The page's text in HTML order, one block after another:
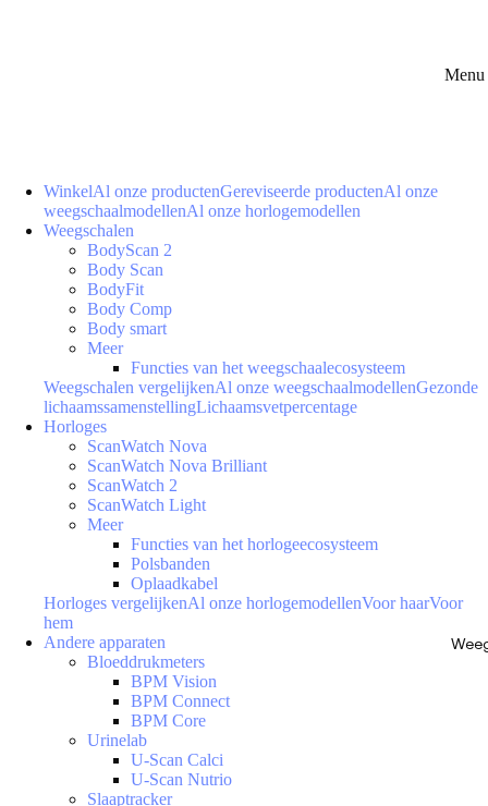
Menu
WinkelAl onze productenGereviseerde productenAl onze
weegschaalmodellenAl onze horlogemodellen
Weegschalen
BodyScan 2
Body Scan
BodyFit
Body Comp
Body smart
Meer
Functies van het weegschaalecosysteem
Weegschalen vergelijkenAl onze weegschaalmodellenGezonde
lichaamssamenstellingLichaamsvetpercentage
Horloges
ScanWatch Nova
ScanWatch Nova Brilliant
ScanWatch 2
ScanWatch Light
Meer
Functies van het horlogeecosysteem
Polsbanden
Oplaadkabel
Horloges vergelijkenAl onze horlogemodellenVoor haarVoor
hem
Andere apparaten
Bloeddrukmeters
BPM Vision
BPM Connect
BPM Core
Urinelab
U-Scan Calci
U-Scan Nutrio
Slaaptracker